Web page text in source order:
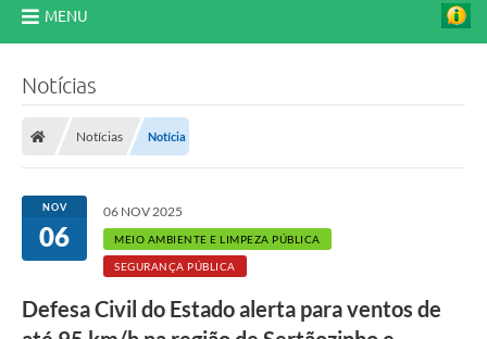
MENU
Secretarias
Imprensa Oficial
A Nossa Cidade
Serviços ao Contribuinte
Notícias
Notícias Notícia
NOV
06
06 NOV 2025
MEIO AMBIENTE E LIMPEZA PÚBLICA
SEGURANÇA PÚBLICA
Defesa Civil do Estado alerta para ventos de
F
o
:
D
i